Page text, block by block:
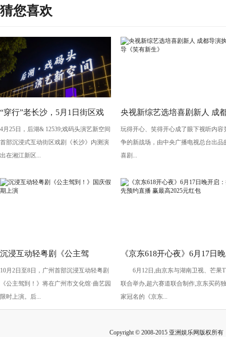
猜您喜欢
“穿行”老长沙，5月1日街区戏
剧《长沙》将亮相“后湖・戏码
头”
4月25日，后湖& 12539;戏码头演艺新空间
首部沉浸式互动街区戏剧《长沙》内测演
出在湘江新区...
央视新综艺选培喜剧新人 成
导演执导《笑有新生》
玩得开心、笑得开心成了眼下视听内容
争的新战场，由中央广播电视总台出品
喜剧...
沉浸互动轻粤剧《公主驾
到！》国庆假期上演
10月2日至8日，广州首部沉浸互动轻粤剧
《公主驾到！》将在广州市文化馆·曲艺园
限时上演。后...
《京东618开心夜》6月17日晚
开启：抢先预约直播 赢最高
2025元红包
6月12日,由京东与湖南卫视、芒果
联合举办,超六赛道联合制作,京东买药独
家冠名的《京东...
Copyright © 2008-2015 亚洲娱乐网版权所